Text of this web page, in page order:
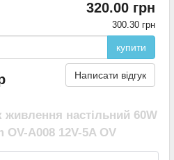
320.00 грн
300.30 грн
купити
Написати відгук
живлення настільний 60W
OV-A008 12V-5A OV